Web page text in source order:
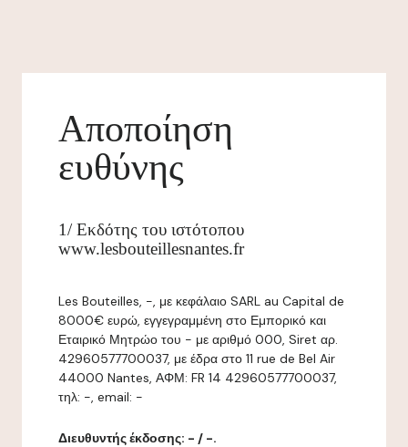
Αποποίηση
ευθύνης
1/ Εκδότης του ιστότοπου
www.lesbouteillesnantes.fr
Les Bouteilles, -, με κεφάλαιο SARL au Capital de
8000€ ευρώ, εγγεγραμμένη στο Εμπορικό και
Εταιρικό Μητρώο του - με αριθμό 000, Siret αρ.
42960577700037, με έδρα στο 11 rue de Bel Air
44000 Nantes, ΑΦΜ: FR 14 42960577700037,
τηλ: -, email: -
Διευθυντής έκδοσης: - / -.